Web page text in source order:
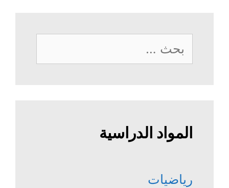
البحث
عن:
المواد الدراسية
رياضيات